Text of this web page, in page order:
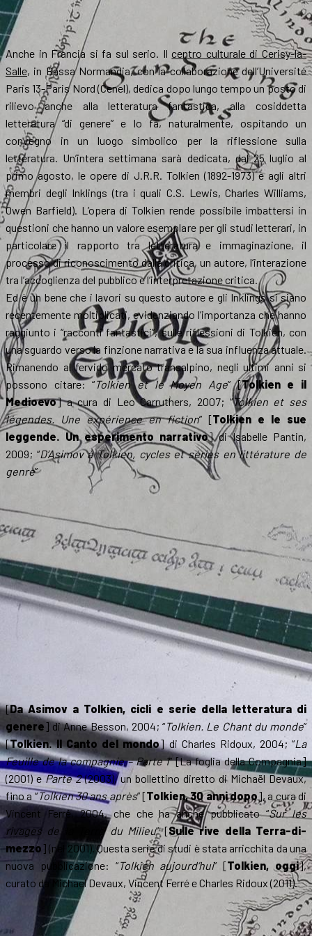
Anche in Francia si fa sul serio. Ilcentro culturale di Cerisy-la-
Salle, in Bassa Normandia, con la collaborazione dell’Université
Paris 13-Paris Nord (Cenel), dedica dopo lungo tempo un posto di
rilievo anche alla letteratura fantastica, alla cosiddetta
letteratura “di genere” e lo fa, naturalmente, ospitando un
convegno in un luogo simbolico per la riflessione sulla
letteratura. Un’intera settimana sarà dedicata, dal 25 luglio al
primo agosto, le opere di J.R.R. Tolkien (1892-1973) e agli altri
membri degli Inklings (tra i quali C.S. Lewis, Charles Williams,
Owen Barfield). L’opera di Tolkien rende possibile imbattersi in
questioni che hanno un valore esemplare per gli studi letterari, in
particolare il rapporto tra letteratura e immaginazione, il
processo di riconoscimento dalla critica, un autore, l’interazione
tra l’accoglienza del pubblico e l’interpretazione critica.
Ed è un bene che i lavori su questo autore e gli Inklings si siano
recentemente moltiplicati, evidenziando l’importanza che hanno
raggiunto i “racconti fantastici”, sulle riflessioni di Tolkien, con
una sguardo verso la finzione narrativa e la sua influenza attuale.
Rimanendo al fervido mercato transalpino, negli ultimi anni si
possono citare: “Tolkien et le Moyen Age” [Tolkien e il
Medioevo] a cura di Leo Carruthers, 2007; “Tolkien et ses
légendes. Une expérience en fiction” [Tolkien e le sue
leggende. Un esperimento narrativo] di Isabelle Pantin,
2009; “D’Asimov à Tolkien, cycles et séries en littérature de
genre”
[Da Asimov a Tolkien, cicli e serie della letteratura di
genere] di Anne Besson, 2004; “Tolkien. Le Chant du monde”
[Tolkien. Il Canto del mondo] di Charles Ridoux, 2004; “La
Feuille de la compagnie – Parte 1” [La foglia della Compagnia]
(2001) eParte 2(2003), un bollettino diretto di Michaël Devaux,
fino a “Tolkien 30 ans après” [Tolkien, 30 anni dopo], a cura di
Vincent Ferré, 2004, che che ha anche pubblicato “Sur les
rivages de la Terre du Milieu” [Sulle rive della Terra-di-
mezzo] (nel 2001). Questa serie di studi è stata arricchita da una
nuova pubblicazione: “Tolkien aujourd’hui” [Tolkien, oggi],
curato da Michael Devaux, Vincent Ferré e Charles Ridoux (2011).